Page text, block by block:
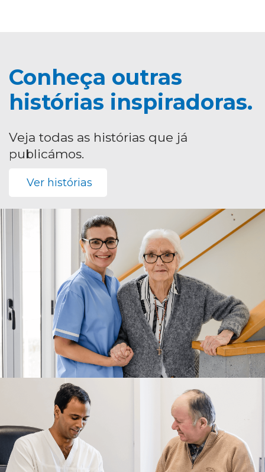
Conheça outras
histórias inspiradoras.
Veja todas as histórias que já
publicámos.
Ver histórias